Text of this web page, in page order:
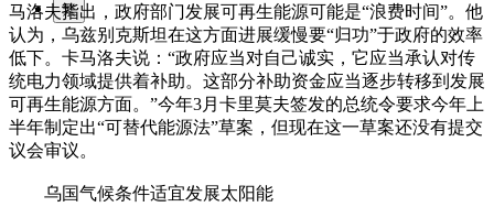
繁
马洛夫指出，政府部门发展可再生能源可能是“浪费时间”。他
认为，乌兹别克斯坦在这方面进展缓慢要“归功”于政府的效率
低下。卡马洛夫说：“政府应当对自己诚实，它应当承认对传
统电力领域提供着补助。这部分补助资金应当逐步转移到发展
可再生能源方面。”今年3月卡里莫夫签发的总统令要求今年上
半年制定出“可替代能源法”草案，但现在这一草案还没有提交
议会审议。
乌国气候条件适宜发展太阳能